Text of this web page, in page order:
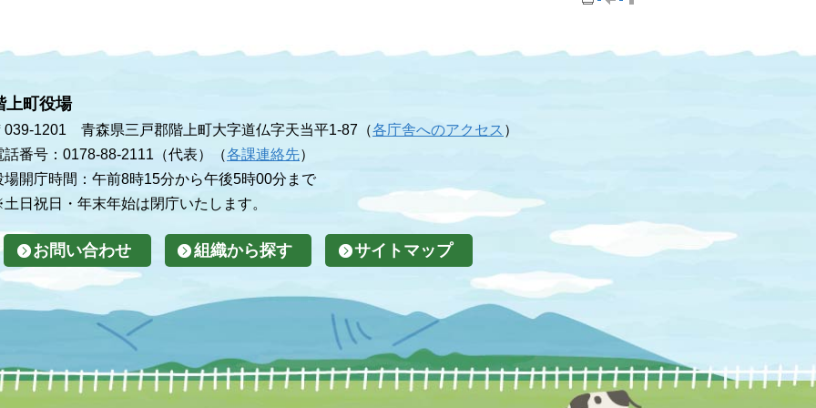
上町役場
039-1201 青森県三戸郡階上町大字道仏字天当平1-87（各庁舎へのアクセス ）
話番号：0178-88-2111（代表）（各課連絡先）
場開庁時間：午前8時15分から午後5時00分まで
日祝日・年末年始は閉庁いたします。
お問い合わせ 組織から探す サイトマップ